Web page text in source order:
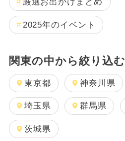
2025年のイベント
関東の中から絞り込む
東京都 神奈川県
埼玉県 群馬県
茨城県